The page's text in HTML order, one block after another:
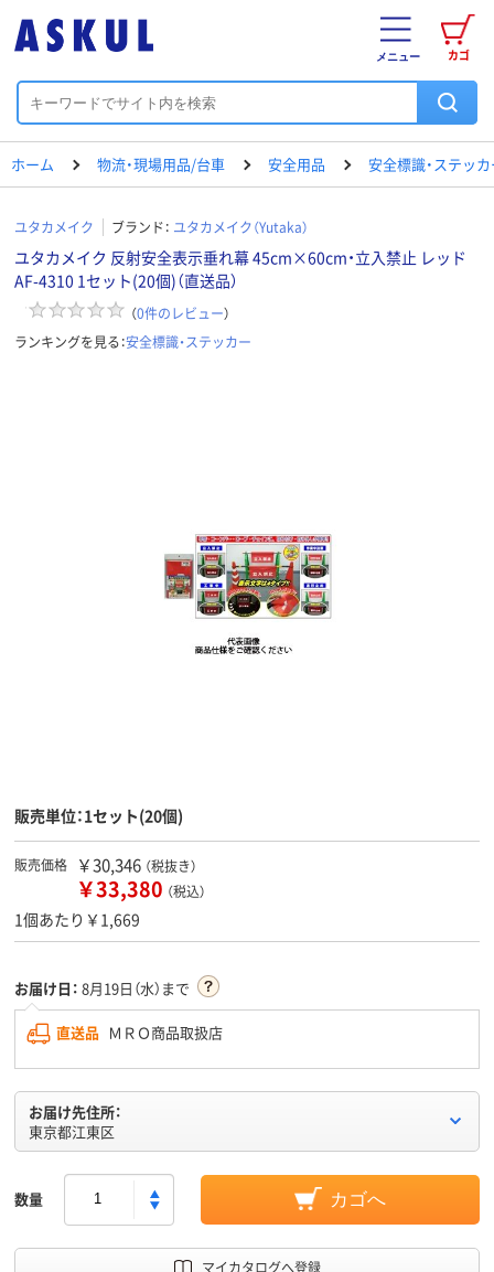
カゴ
メニュー
ホーム 物流・現場用品/台車 安全用品 安全標識・ステッ
ユタカメイク ブランド： ユタカメイク（Yutaka）
ユタカメイク 反射安全表示垂れ幕 45cm×60cm・立入禁止 レッド
AF-4310 1セット(20個)（直送品）
（0件のレビュー）
ランキングを見る：安全標識・ステッカー
販売単位：1セット(20個)
販売価格 ￥30,346 （税抜き）
￥33,380 （税込）
1個あたり￥1,669
お届け日： 8月19日（水）まで
直送品 ＭＲＯ商品取扱店
お届け先住所：
東京都江東区
数量 カゴへ
マイカタログへ登録